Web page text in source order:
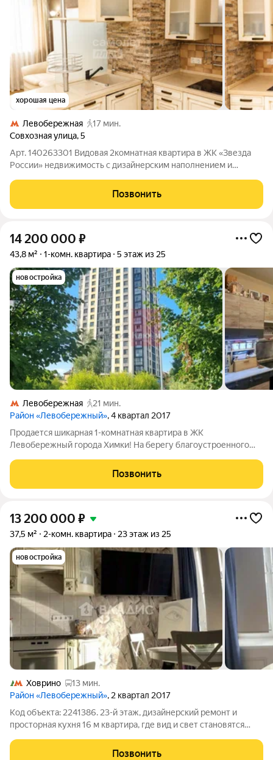
хорошая цена
Левобережная
17 мин.
Совхозная улица,5
Арт. 140263301 Видовая 2комнатная квартира в ЖК «Звезда
России» недвижимость с дизайнерским наполнением и
с лоджией 10,3 м, угловая комната с 2 окнами 15,8 м,
раздельный санузел. Ищете
Позвонить
14 200 000 ₽
43,8 м² 1-комн. квартира 5 этаж из 25
новостройка
Левобережная
21 мин.
Район «Левобережный», 4 квартал 2017
Продается шикарная 1-комнатная квартира в ЖК
Левобережный города Химки! На берегу благоустроенного
автобусе от метро Ховрино! Дом монолитный, 2017 года
постройки, утопает в зелени, не слышно шума
Позвонить
13 200 000 ₽
37,5 м² 2-комн. квартира 23 этаж из 25
новостройка
Ховрино
13 мин.
Район «Левобережный», 2 квартал 2017
Код объекта: 2241386. 23-й этаж, дизайнерский ремонт и
просторная кухня 16 м квартира, где вид и свет становятся
16к2. Монолитный дом 2017 года, ж/б перекрытия, 25 этажей в
Позвонить